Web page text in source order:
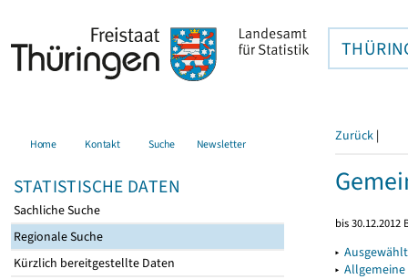
Home Kontakt Suche Newsletter
STATISTISCHE DATEN
Sachliche Suche
Regionale Suche
Kürzlich bereitgestellte Daten
Zurück |
bis 30.12.2012
▸
▸